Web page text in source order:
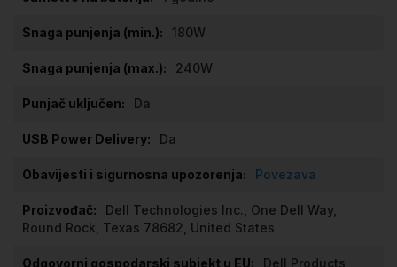
180W
240W
Da
Da
Povezava
Dell Technologies Inc., One Dell Way,
Round Rock, Texas 78682, United States
Dell Products